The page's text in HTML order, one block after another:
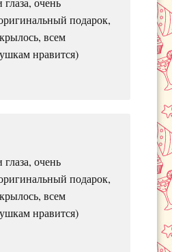
подарок,
всем
нравится)
очень
подарок,
всем
нравится)